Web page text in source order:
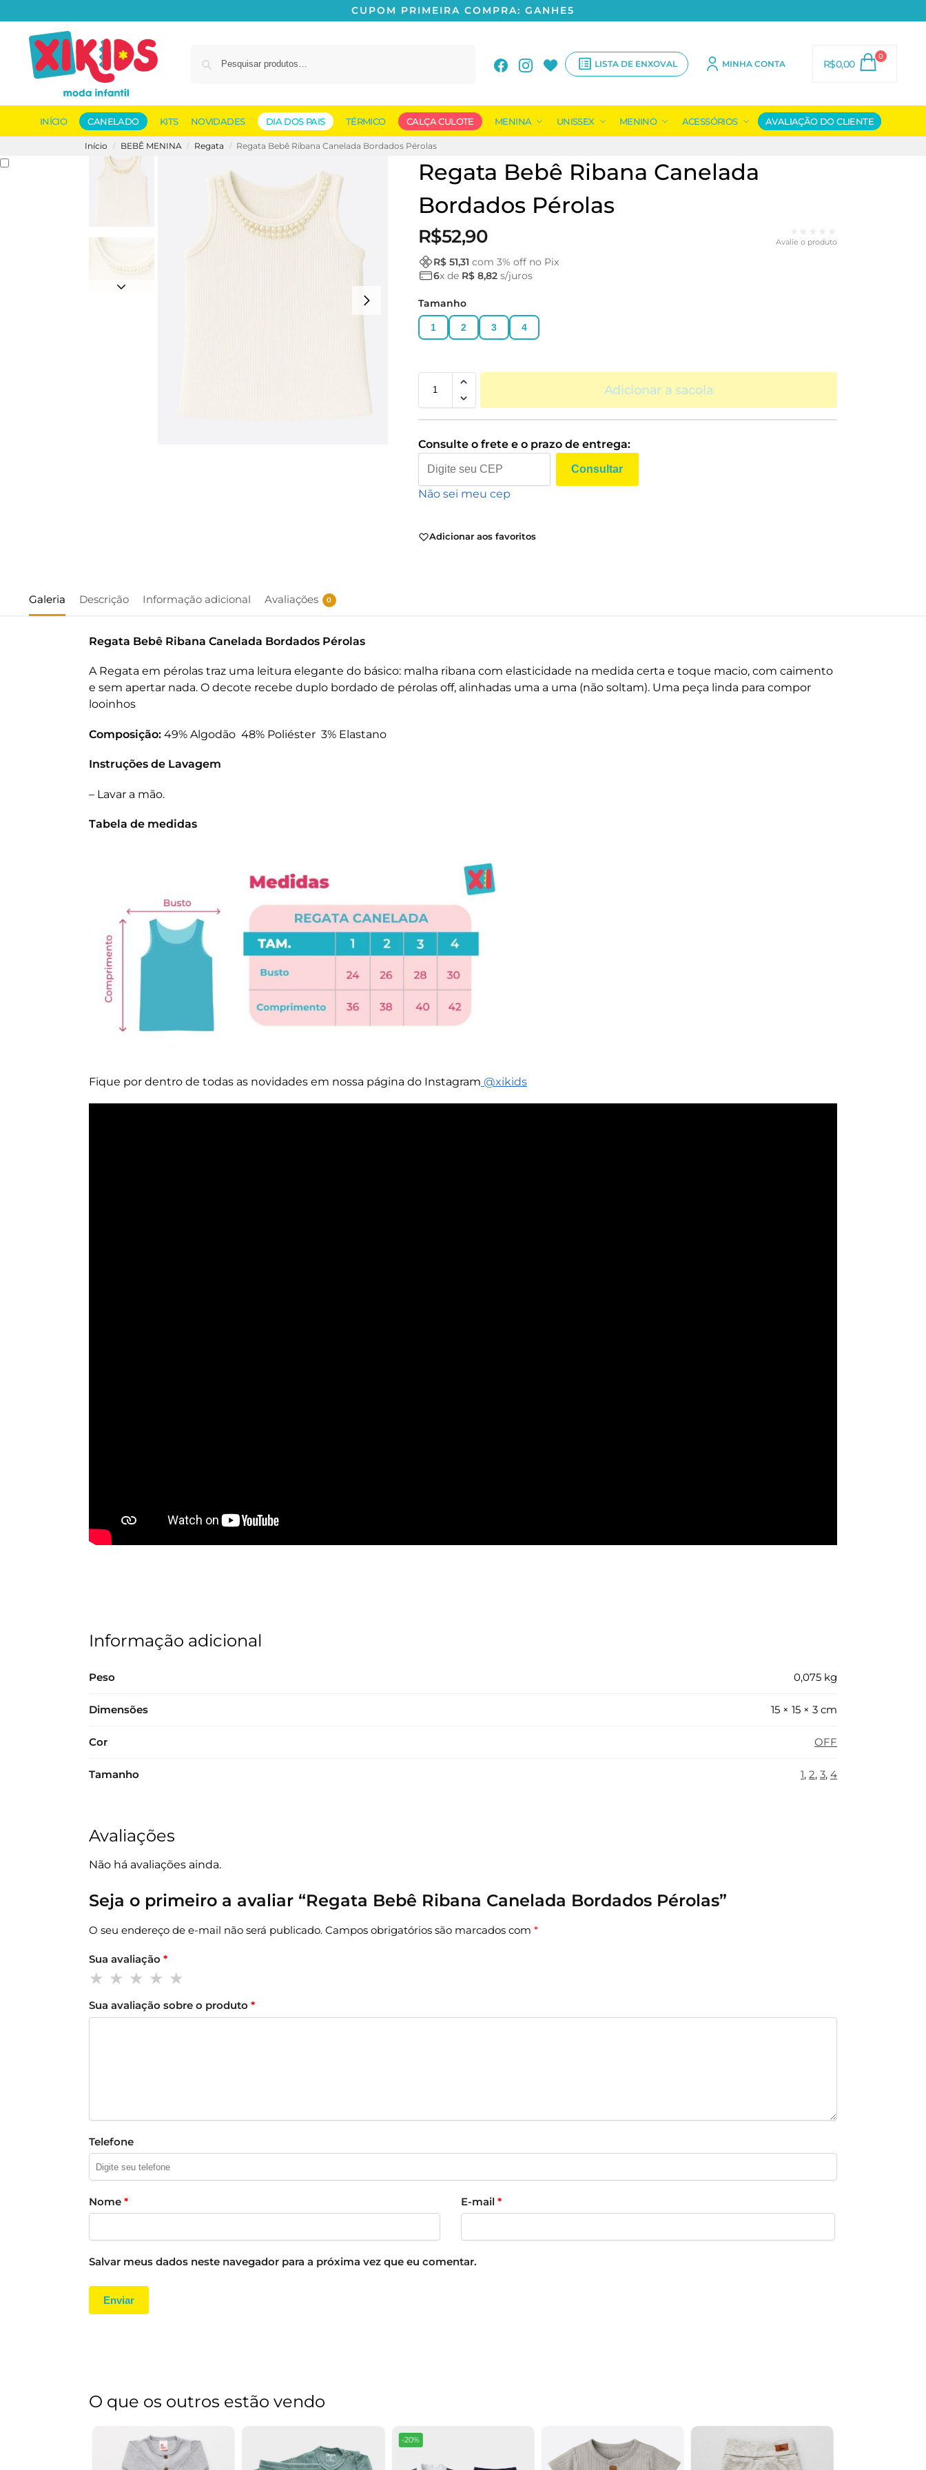
CUPOM PRIMEIRA COMPRA: GANHE5
LISTA DE ENXOVAL
MINHA CONTA R$0,00
0
INÍCIO CANELADO KITS NOVIDADES DIA DOS PAIS TÉRMICO CALÇA CULOTE MENINA UNISSEX MENINO ACESSÓRIOS AVALIAÇÃO DO CLIENTE
Início / BEBÊ MENINA / Regata / Regata Bebê Ribana Canelada Bordados Pérolas
Regata Bebê Ribana Canelada
Bordados Pérolas
R$52,90 Avalie o produto
R$ 51,31 com 3% off no Pix
6x de R$ 8,82s/juros
Tamanho
1 2 3 4
Adicionar a sacola
Consulte o frete e o prazo de entrega:
Consultar
Não sei meu cep
Adicionar aos favoritos
Galeria Descrição Informação adicional Avaliações 0
Regata Bebê Ribana Canelada Bordados Pérolas
A Regata em pérolas traz uma leitura elegante do básico: malha ribana com elasticidade na medida certa e toque macio, com caimento
e sem apertar nada. O decote recebe duplo bordado de pérolas off, alinhadas uma a uma (não soltam). Uma peça linda para compor
looinhos
Composição:49% Algodão 48% Poliéster 3% Elastano
Instruções de Lavagem
– Lavar a mão.
Tabela de medidas
Fique por dentro de todas as novidades em nossa página do Instagram @xikids
Informação adicional
Peso 0,075 kg
Dimensões 15 × 15 × 3 cm
Cor OFF
Tamanho 1, 2, 3, 4
Avaliações
Não há avaliações ainda.
Seja o primeiro a avaliar “Regata Bebê Ribana Canelada Bordados Pérolas”
O seu endereço de e-mail não será publicado. Campos obrigatórios são marcados com *
Sua avaliação *
Sua avaliação sobre o produto *
Telefone
Nome * E-mail *
Salvar meus dados neste navegador para a próxima vez que eu comentar.
O que os outros estão vendo
-20%